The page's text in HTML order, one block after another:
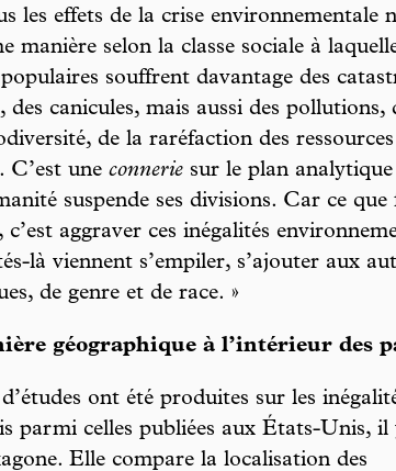
les effets de la crise environnementale
manière selon la classe sociale à
souffrent davantage des
des canicules, mais aussi des pollutions,
de la raréfaction des ressources
C’est une connerie sur le plan analytique
suspende ses divisions. Car ce que
aggraver ces inégalités
là viennent s’empiler, s’ajouter aux
de genre et de race. »
géographique à l’intérieur des
ont été produites sur les
parmi celles publiées aux États-Unis, il
Elle compare la localisation des